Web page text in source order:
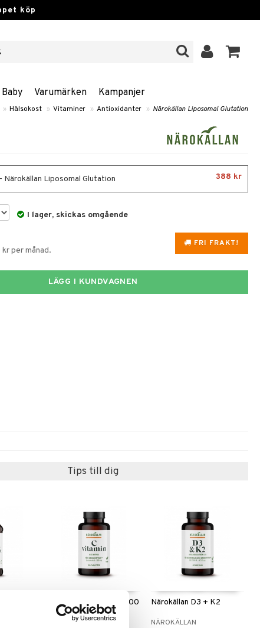
köp
Varumärken Kampanjer
» Hälsokost » Vitaminer » Antioxidanter » Närokällan Liposomal Glutation
Närokällan Liposomal Glutation 388 kr
I lager, skickas omgående
FRI FRAKT!
per månad.
LÄGG I KUNDVAGNEN
Tips till dig
Närokällan C-vitamin 500
mg
NÄROKÄLLAN
Närokällan D3 + K2
NÄROKÄLLAN